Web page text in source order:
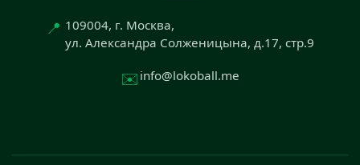
📍 109004, г. Москва,
ул. Александра Солженицына, д.17, стр.9
✉️ info@lokoball.me